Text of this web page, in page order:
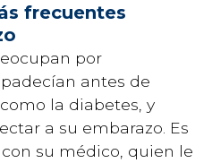
frecuentes
por
antes de
la diabetes, y
a su embarazo. Es
su médico, quien le